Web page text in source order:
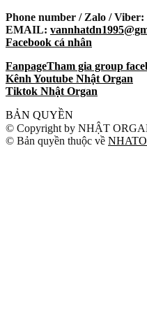
Phone number / Zalo / Viber:
EMAIL:
Facebook cá nhân
FanpageTham gia group
Kênh Youtube Nhật Organ
Tiktok Nhật Organ
BẢN QUYỀN
© Copyright by NHẬT
© Bản quyền thuộc về